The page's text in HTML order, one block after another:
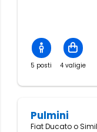
5 posti 4 valigie
Pulmini
Fiat Ducato o